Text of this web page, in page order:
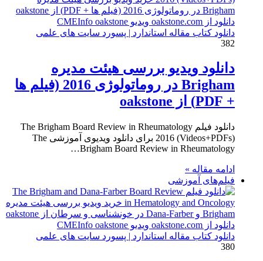
دانلود کتاب مقاله استاندارد | پسورد سایت های علمی
382
دانلود ویدیو بررسی هیئت مدیره
Brigham در روماتولوژی 2016 (فیلم ها
+ PDF) از oakstone
دانلود فیلم The Brigham Board Review in Rheumatology
2016 (Videos+PDFs) برای دانلود ویدیوی آموزشی The
Brigham Board Review in Rheumatology…
ادامه مقاله »
فیلم‌های آموزشی
دانلود کتاب مقاله استاندارد | پسورد سایت های علمی
380